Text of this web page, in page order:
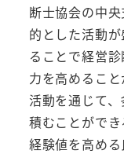
断士協会の中
的とした活動
ることで経営
力を高めるこ
活動を通じて
積むことがで
経験値を高める